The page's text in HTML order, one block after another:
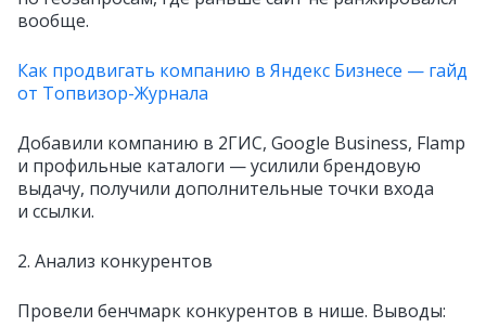
вообще.
Как продвигать компанию в Яндекс Бизнесе — гайд
от Топвизор-Журнала
Добавили компанию в 2ГИС, Google Business, Flamp
и профильные каталоги — усилили брендовую
выдачу, получили дополнительные точки входа
и ссылки.
2. Анализ конкурентов
Провели бенчмарк конкурентов в нише. Выводы: